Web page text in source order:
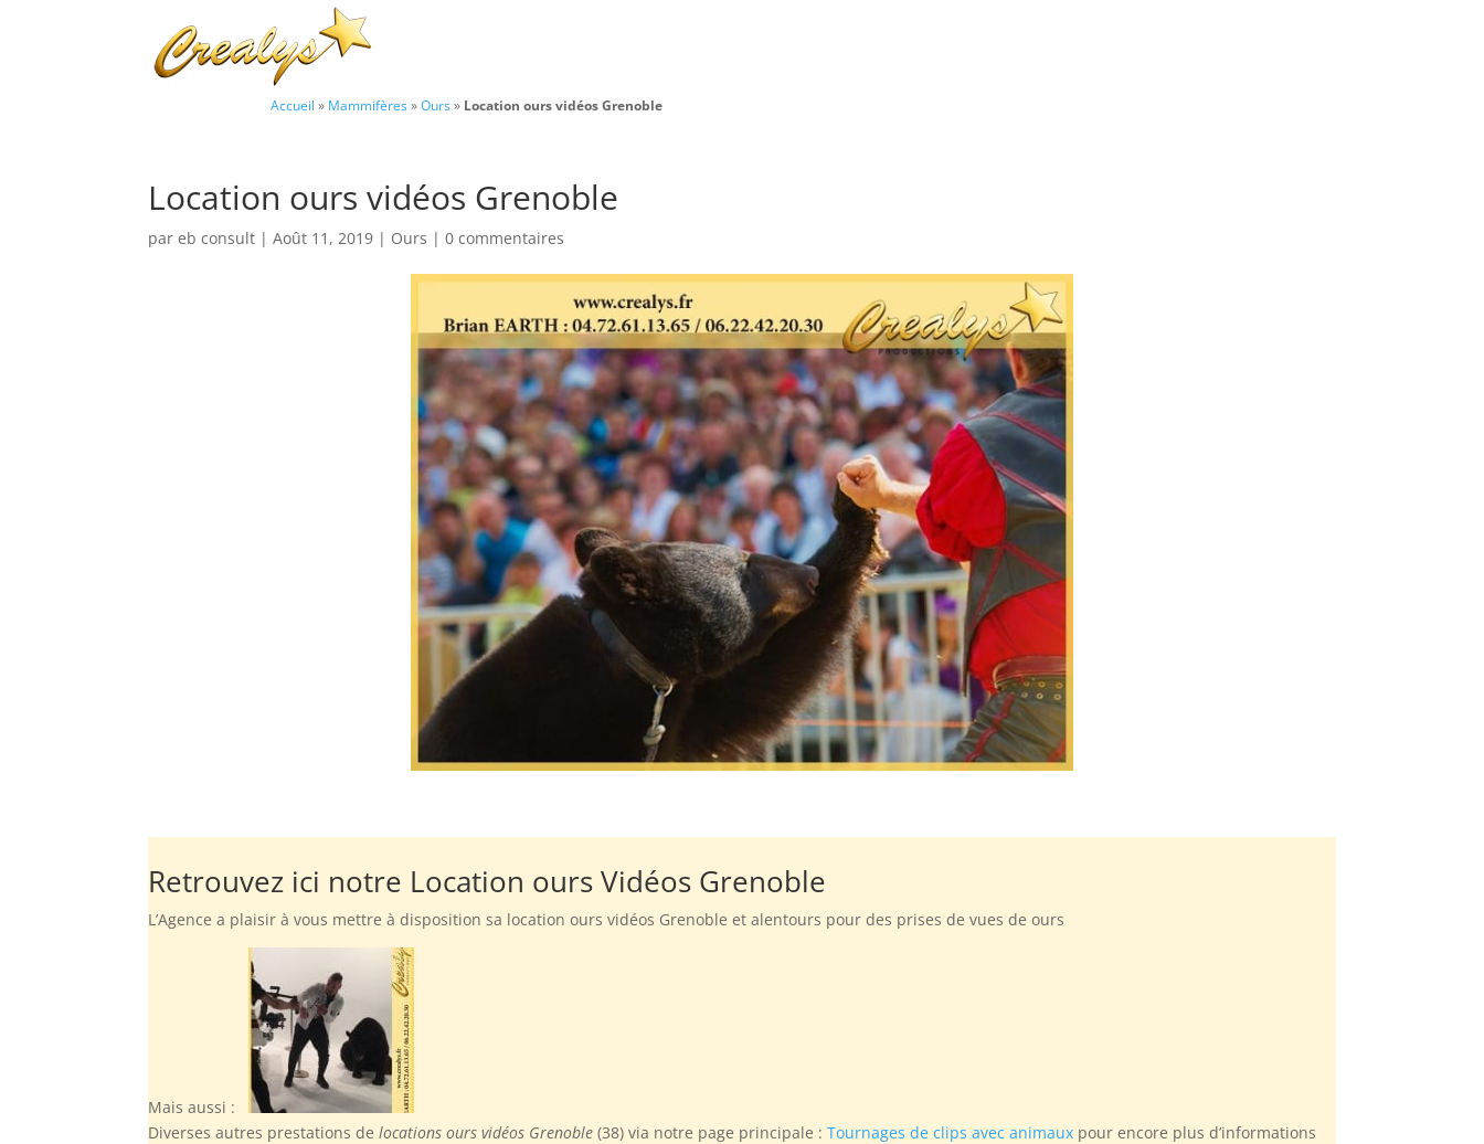
Accueil » Mammifères»Ours» Location ours vidéos Grenoble
Location ours vidéos Grenoble
pareb consult |Août 11, 2019 | Ours |0 commentaires
Retrouvez ici notre Location ours Vidéos Grenoble
L’Agence a plaisir à vous mettre à disposition sa location ours vidéos Grenoble et alentours pour des prises de vues de ours
Mais aussi :
Diverses autres prestations delocations ours vidéos Grenoble (38) via notre page principale :Tournages de clips avec animaux pour encore plus d’informations